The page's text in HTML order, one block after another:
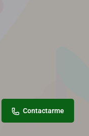
Contactarme